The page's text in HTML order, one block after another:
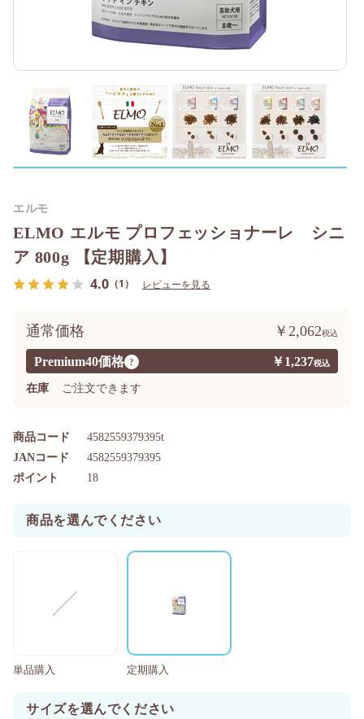
ELMO エルモ プロフェッショナーレ シニ
ア 800g 【定期購入】
4.0 （1） レビューを見る
Premium40価格 ? ￥1,237
通常価格 ￥2,062
在庫 ご注文できます
商品コード 4582559379395t
ポイント 18
JANコード 4582559379395
商品を選んでください
単品購入 定期購入
サイズを選んでください
エルモ